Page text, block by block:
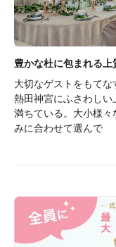
豊かな杜に包まれる
大切なゲストをもて
熱田神宮にふさわしい
満ちている。大小様
みに合わせて選んで